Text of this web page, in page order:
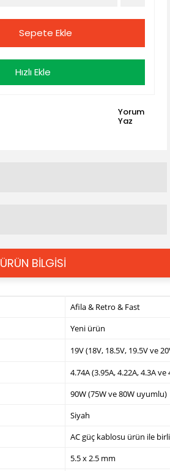
Sepete Ekle
Hızlı Ekle
Yorum
Yaz
ÜRÜN BİLGİSİ
Afila & Retro & Fast
Yeni ürün
19V (18V, 18.5V, 19.5V ve
4.74A (3.95A, 4.22A, 4.3A
90W (75W ve 80W uyumlu)
Siyah
AC güç kablosu ürün ile
5.5 x 2.5 mm